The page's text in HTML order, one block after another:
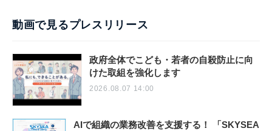
動画で見るプレスリリース
政府全体でこども・若者の自殺防止に向
けた取組を強化します
2026.08.07 14:00
AIで組織の業務改善を支援する！ 「SKYSEA